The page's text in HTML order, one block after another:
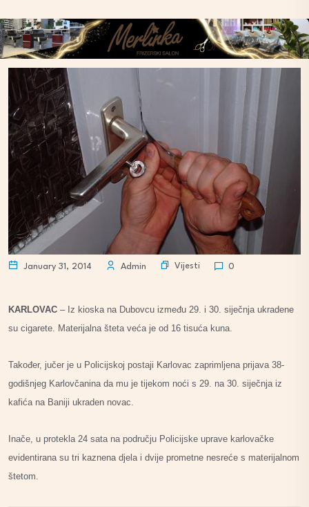
January 31, 2014 Admin Vijesti 0
KARLOVAC – Iz kioska na Dubovcu između 29. i 30. siječnja ukradene
su cigarete. Materijalna šteta veća je od 16 tisuća kuna.
Također, jučer je u Policijskoj postaji Karlovac zaprimljena prijava 38-
godišnjeg Karlovčanina da mu je tijekom noći s 29. na 30. siječnja iz
kafića na Baniji ukraden novac.
Inače, u protekla 24 sata na području Policijske uprave karlovačke
evidentirana su tri kaznena djela i dvije prometne nesreće s materijalnom
štetom.